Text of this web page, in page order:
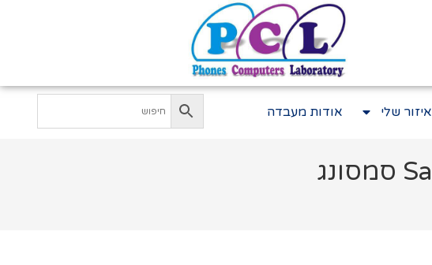
איזור שלי אודות מעבדה